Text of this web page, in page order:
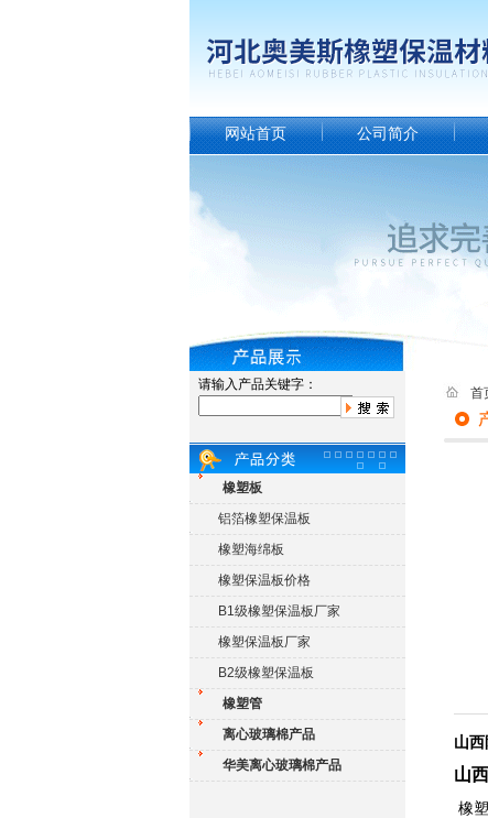
网站首页 公司简介
请输入产品关键字：
橡塑板
铝箔橡塑保温板
橡塑海绵板
橡塑保温板价格
B1级橡塑保温板厂家
橡塑保温板厂家
B2级橡塑保温板
橡塑管
离心玻璃棉产品
华美离心玻璃棉产品
首
山
山
橡